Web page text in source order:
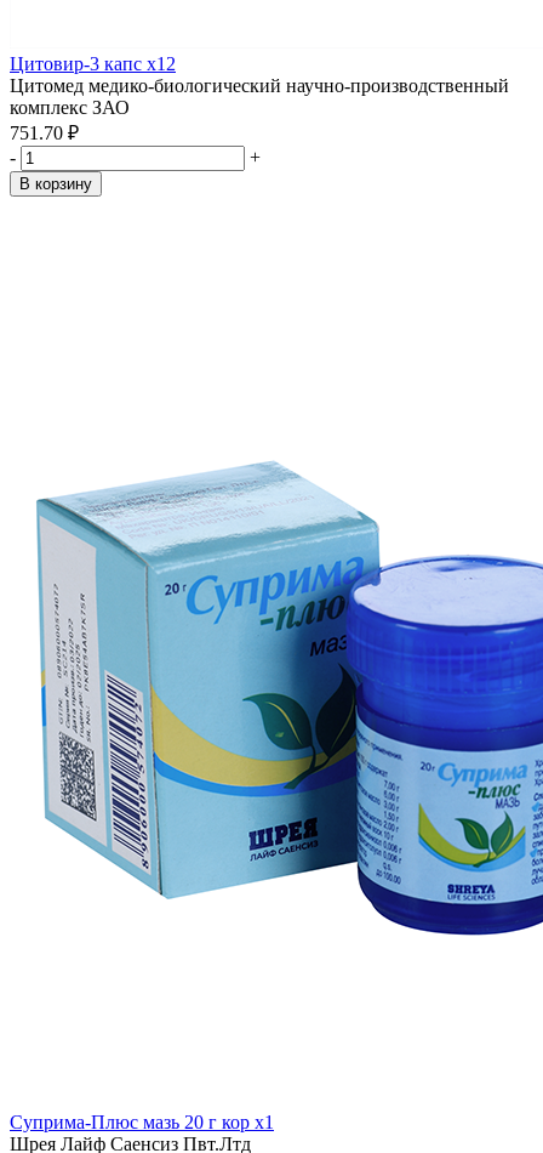
Цитовир-3 капс x12
Цитомед медико-биологический научно-производственный
комплекс ЗАО
751.70 ₽
-
+
В корзину
Суприма-Плюс мазь 20 г кор x1
Шрея Лайф Саенсиз Пвт.Лтд